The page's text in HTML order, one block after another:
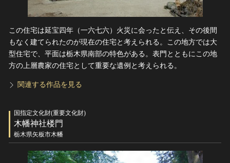
この住宅は延宝四年（一六七六）火災に会ったと伝え、その後間
もなく建てられたのが現在の住宅と考えられる。この地方では大
型住宅で、平面は栃木県南部の特色がある。表門とともにこの地
方の上層農家の住宅として重要な遺例と考えられる。
関連する作品を見る
国指定文化財(重要文化財)
木幡神社楼門
栃木県矢板市木幡